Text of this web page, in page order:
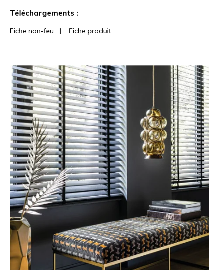
Téléchargements :
Fiche non-feu | Fiche produit